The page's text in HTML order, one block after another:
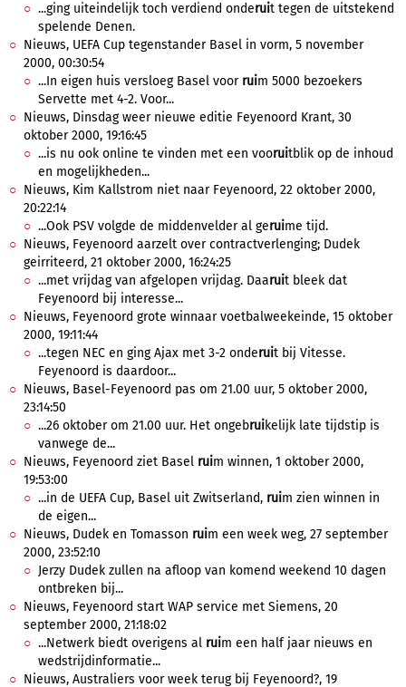
...ging uiteindelijk toch verdiend onderuit tegen de uitstekend
spelende Denen.
Nieuws, UEFA Cup tegenstander Basel in vorm, 5 november
2000, 00:30:54
...In eigen huis versloeg Basel voor ruim 5000 bezoekers
Servette met 4-2. Voor...
Nieuws, Dinsdag weer nieuwe editie Feyenoord Krant, 30
oktober 2000, 19:16:45
...is nu ook online te vinden met een vooruitblik op de inhoud
en mogelijkheden...
Nieuws, Kim Kallstrom niet naar Feyenoord, 22 oktober 2000,
20:22:14
...Ook PSV volgde de middenvelder al geruime tijd.
Nieuws, Feyenoord aarzelt over contractverlenging; Dudek
geirriteerd, 21 oktober 2000, 16:24:25
...met vrijdag van afgelopen vrijdag. Daaruit bleek dat
Feyenoord bij interesse...
Nieuws, Feyenoord grote winnaar voetbalweekeinde, 15 oktober
2000, 19:11:44
...tegen NEC en ging Ajax met 3-2 onderuit bij Vitesse.
Feyenoord is daardoor...
Nieuws, Basel-Feyenoord pas om 21.00 uur, 5 oktober 2000,
23:14:50
...26 oktober om 21.00 uur. Het ongebruikelijk late tijdstip is
vanwege de...
Nieuws, Feyenoord ziet Basel ruim winnen, 1 oktober 2000,
19:53:00
...in de UEFA Cup, Basel uit Zwitserland, ruim zien winnen in
de eigen...
Nieuws, Dudek en Tomasson ruim een week weg, 27 september
2000, 23:52:10
Jerzy Dudek zullen na afloop van komend weekend 10 dagen
ontbreken bij...
Nieuws, Feyenoord start WAP service met Siemens, 20
september 2000, 21:18:02
...Netwerk biedt overigens al ruim een half jaar nieuws en
wedstrijdinformatie...
Nieuws, Australiers voor week terug bij Feyenoord?, 19